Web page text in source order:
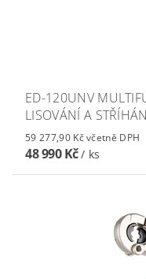
ED-120UNV
LISOVÁNÍ A
59 277,90 Kč včetně DPH
48 990 Kč/ ks